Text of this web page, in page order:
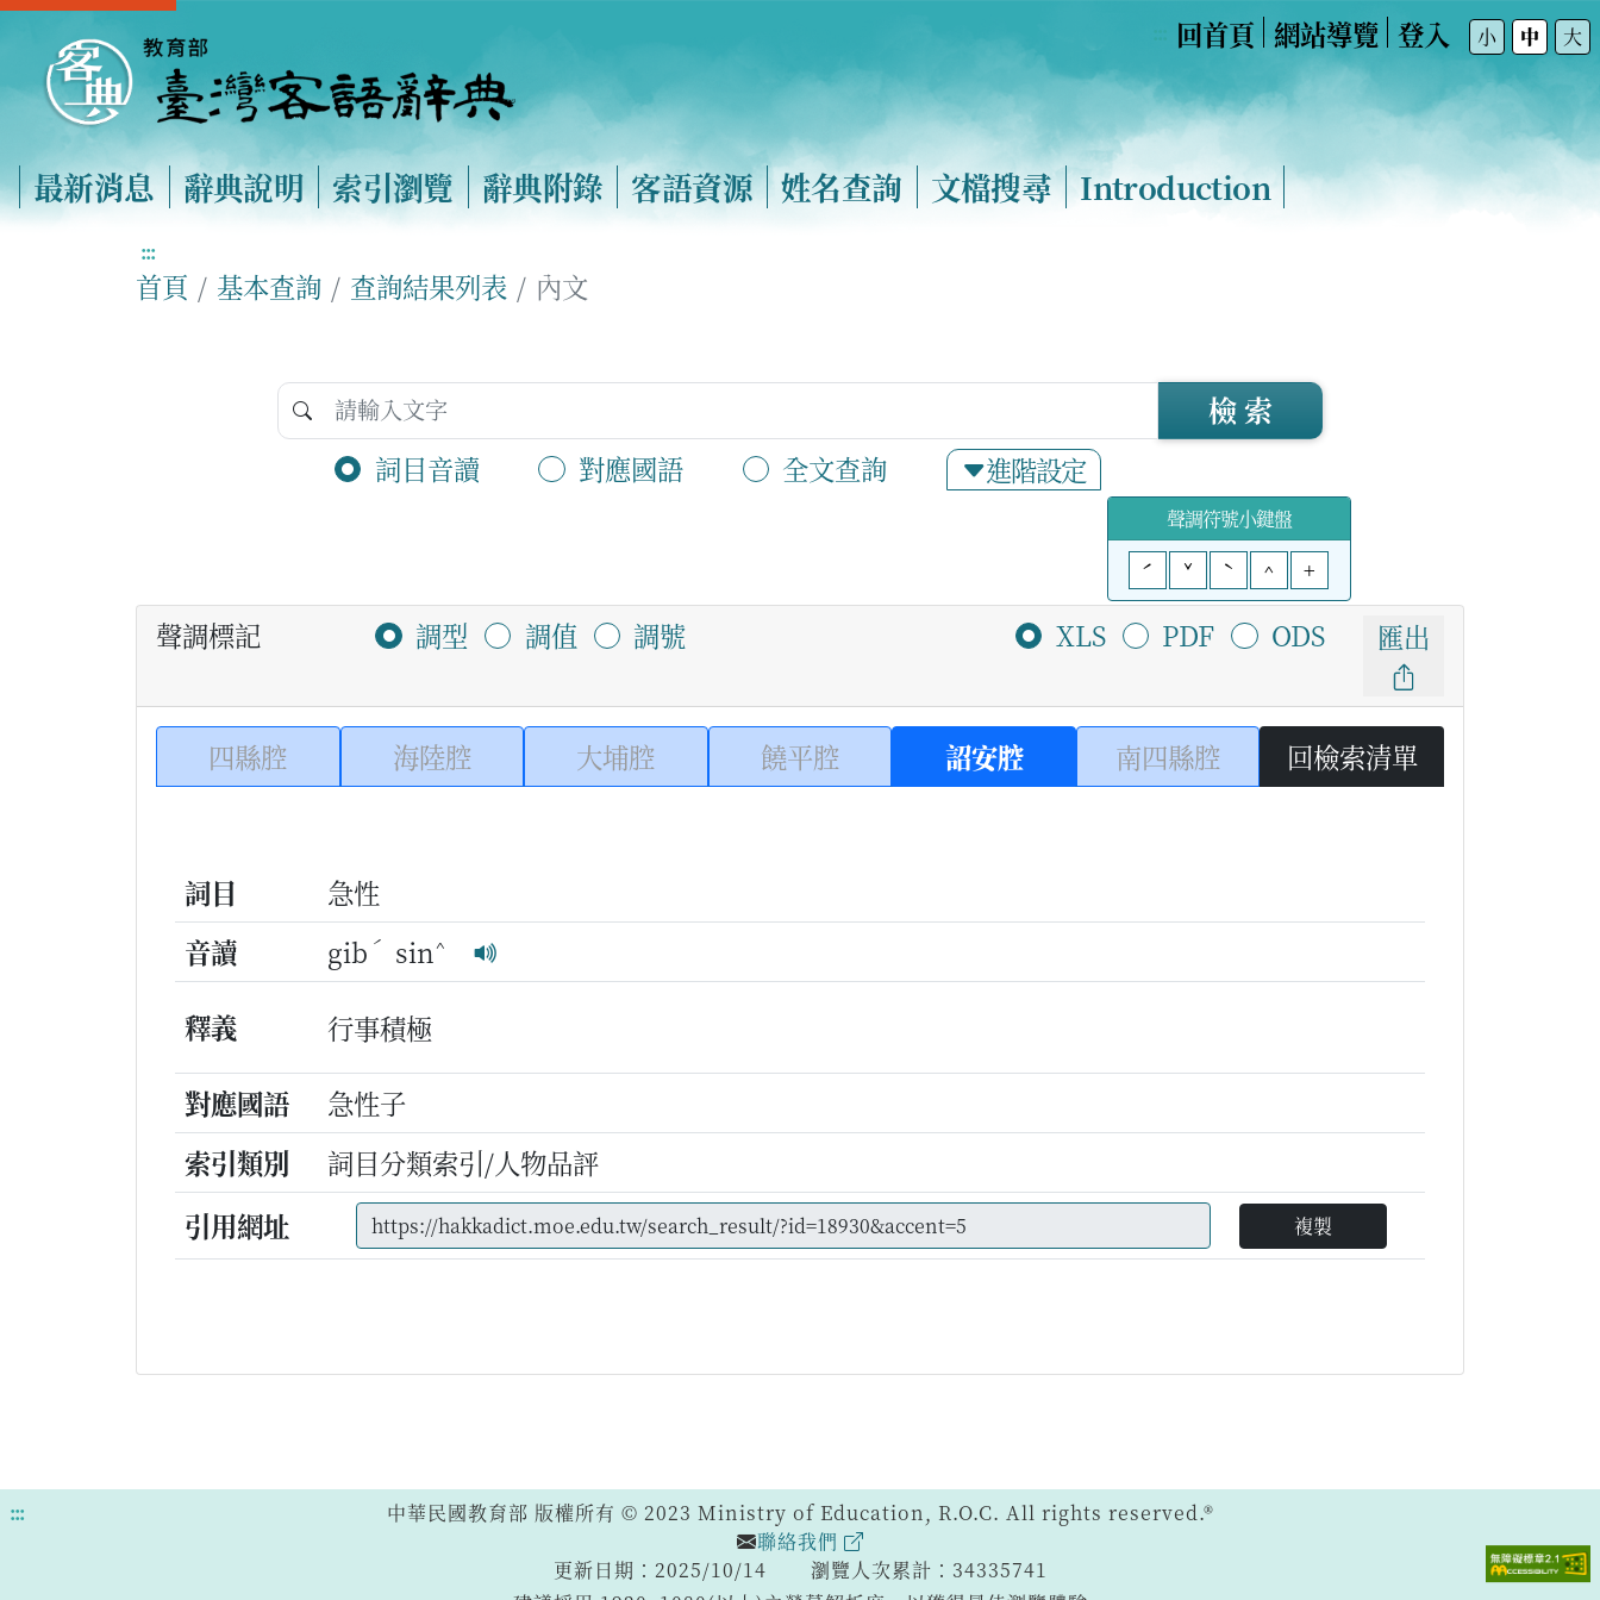
回首頁 網站導覽 登入 小 中 大
最新消息 辭典說明 索引瀏覽 辭典附錄 客語資源 姓名查詢 文檔搜尋 Introduction
:::
首頁 基本查詢 查詢結果列表 內文
詞目音讀 對應國語 全文查詢 進階設定
檢 索
聲調符號小鍵盤
ˊ
ˇ ˋ ^ +
聲調標記 調型 調值 調號 XLS PDF ODS 匯出
四縣腔 海陸腔 大埔腔 饒平腔 詔安腔 南四縣腔 回檢索清單
詞目
急性
音讀
gib ˊ sin^
釋義
行事積極
對應國語
急性子
索引類別
詞目分類索引/人物品評
引用網址
複製
:::
中華民國教育部 版權所有 © 2023 Ministry of Education, R.O.C. All rights reserved.®
聯絡我們
更新日期：2025/10/14
瀏覽人次累計：34335741